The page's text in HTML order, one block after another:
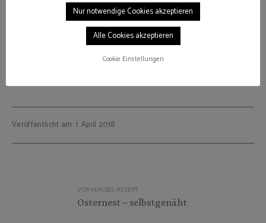
CUPCAKE GESUND
Veröffentlicht am: 1. April 2018
VORHERIGES REZEPT
Osternest – selbstgenäht
Nur notwendige Cookies akzeptieren
Alle Cookies akzeptieren
Cookie Einstellungen